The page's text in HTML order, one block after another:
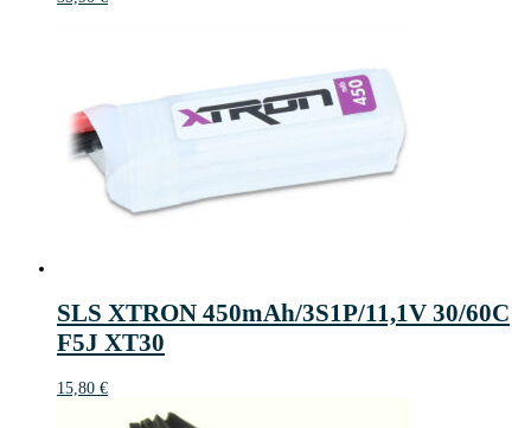
SLS XTRON 450mAh/3S1P/11,1V 30/60C
F5J XT30
15,80 €